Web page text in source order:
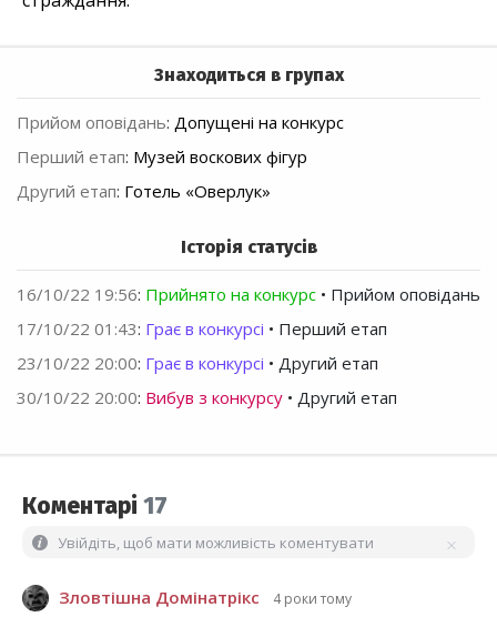
Знаходиться в групах
Прийом оповідань: Допущені на конкурс
Перший етап: Музей воскових фігур
Другий етап: Готель «Оверлук»
Історія статусів
16/10/22 19:56: Прийнято на конкурс • Прийом оповідань
17/10/22 01:43: Грає в конкурсі • Перший етап
23/10/22 20:00: Грає в конкурсі • Другий етап
30/10/22 20:00: Вибув з конкурсу • Другий етап
Коментарі 17
Увійдіть, щоб мати можливість коментувати
Зловтішна Домінатрікс 4 роки тому